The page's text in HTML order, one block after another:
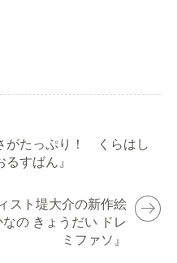
がたっぷり！ くらはし
すばん』
スト堤大介の新作絵
の きょうだい ドレ
ミファソ』